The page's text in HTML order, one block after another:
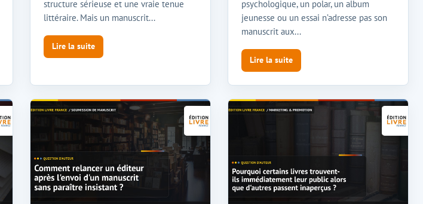
structure sérieuse et une vraie tenue
littéraire. Mais un manuscrit...
Lire la suite
psychologique, un polar, un album
jeunesse ou un essai n’adresse pas son
manuscrit aux...
Lire la suite